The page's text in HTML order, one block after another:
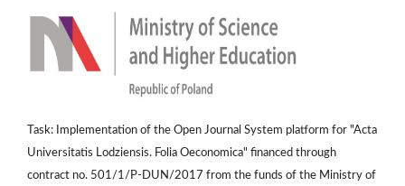
Task: Implementation of the Open Journal System platform for "Acta
Universitatis Lodziensis. Folia Oeconomica" financed through
contract no. 501/1/P-DUN/2017 from the funds of the Ministry of